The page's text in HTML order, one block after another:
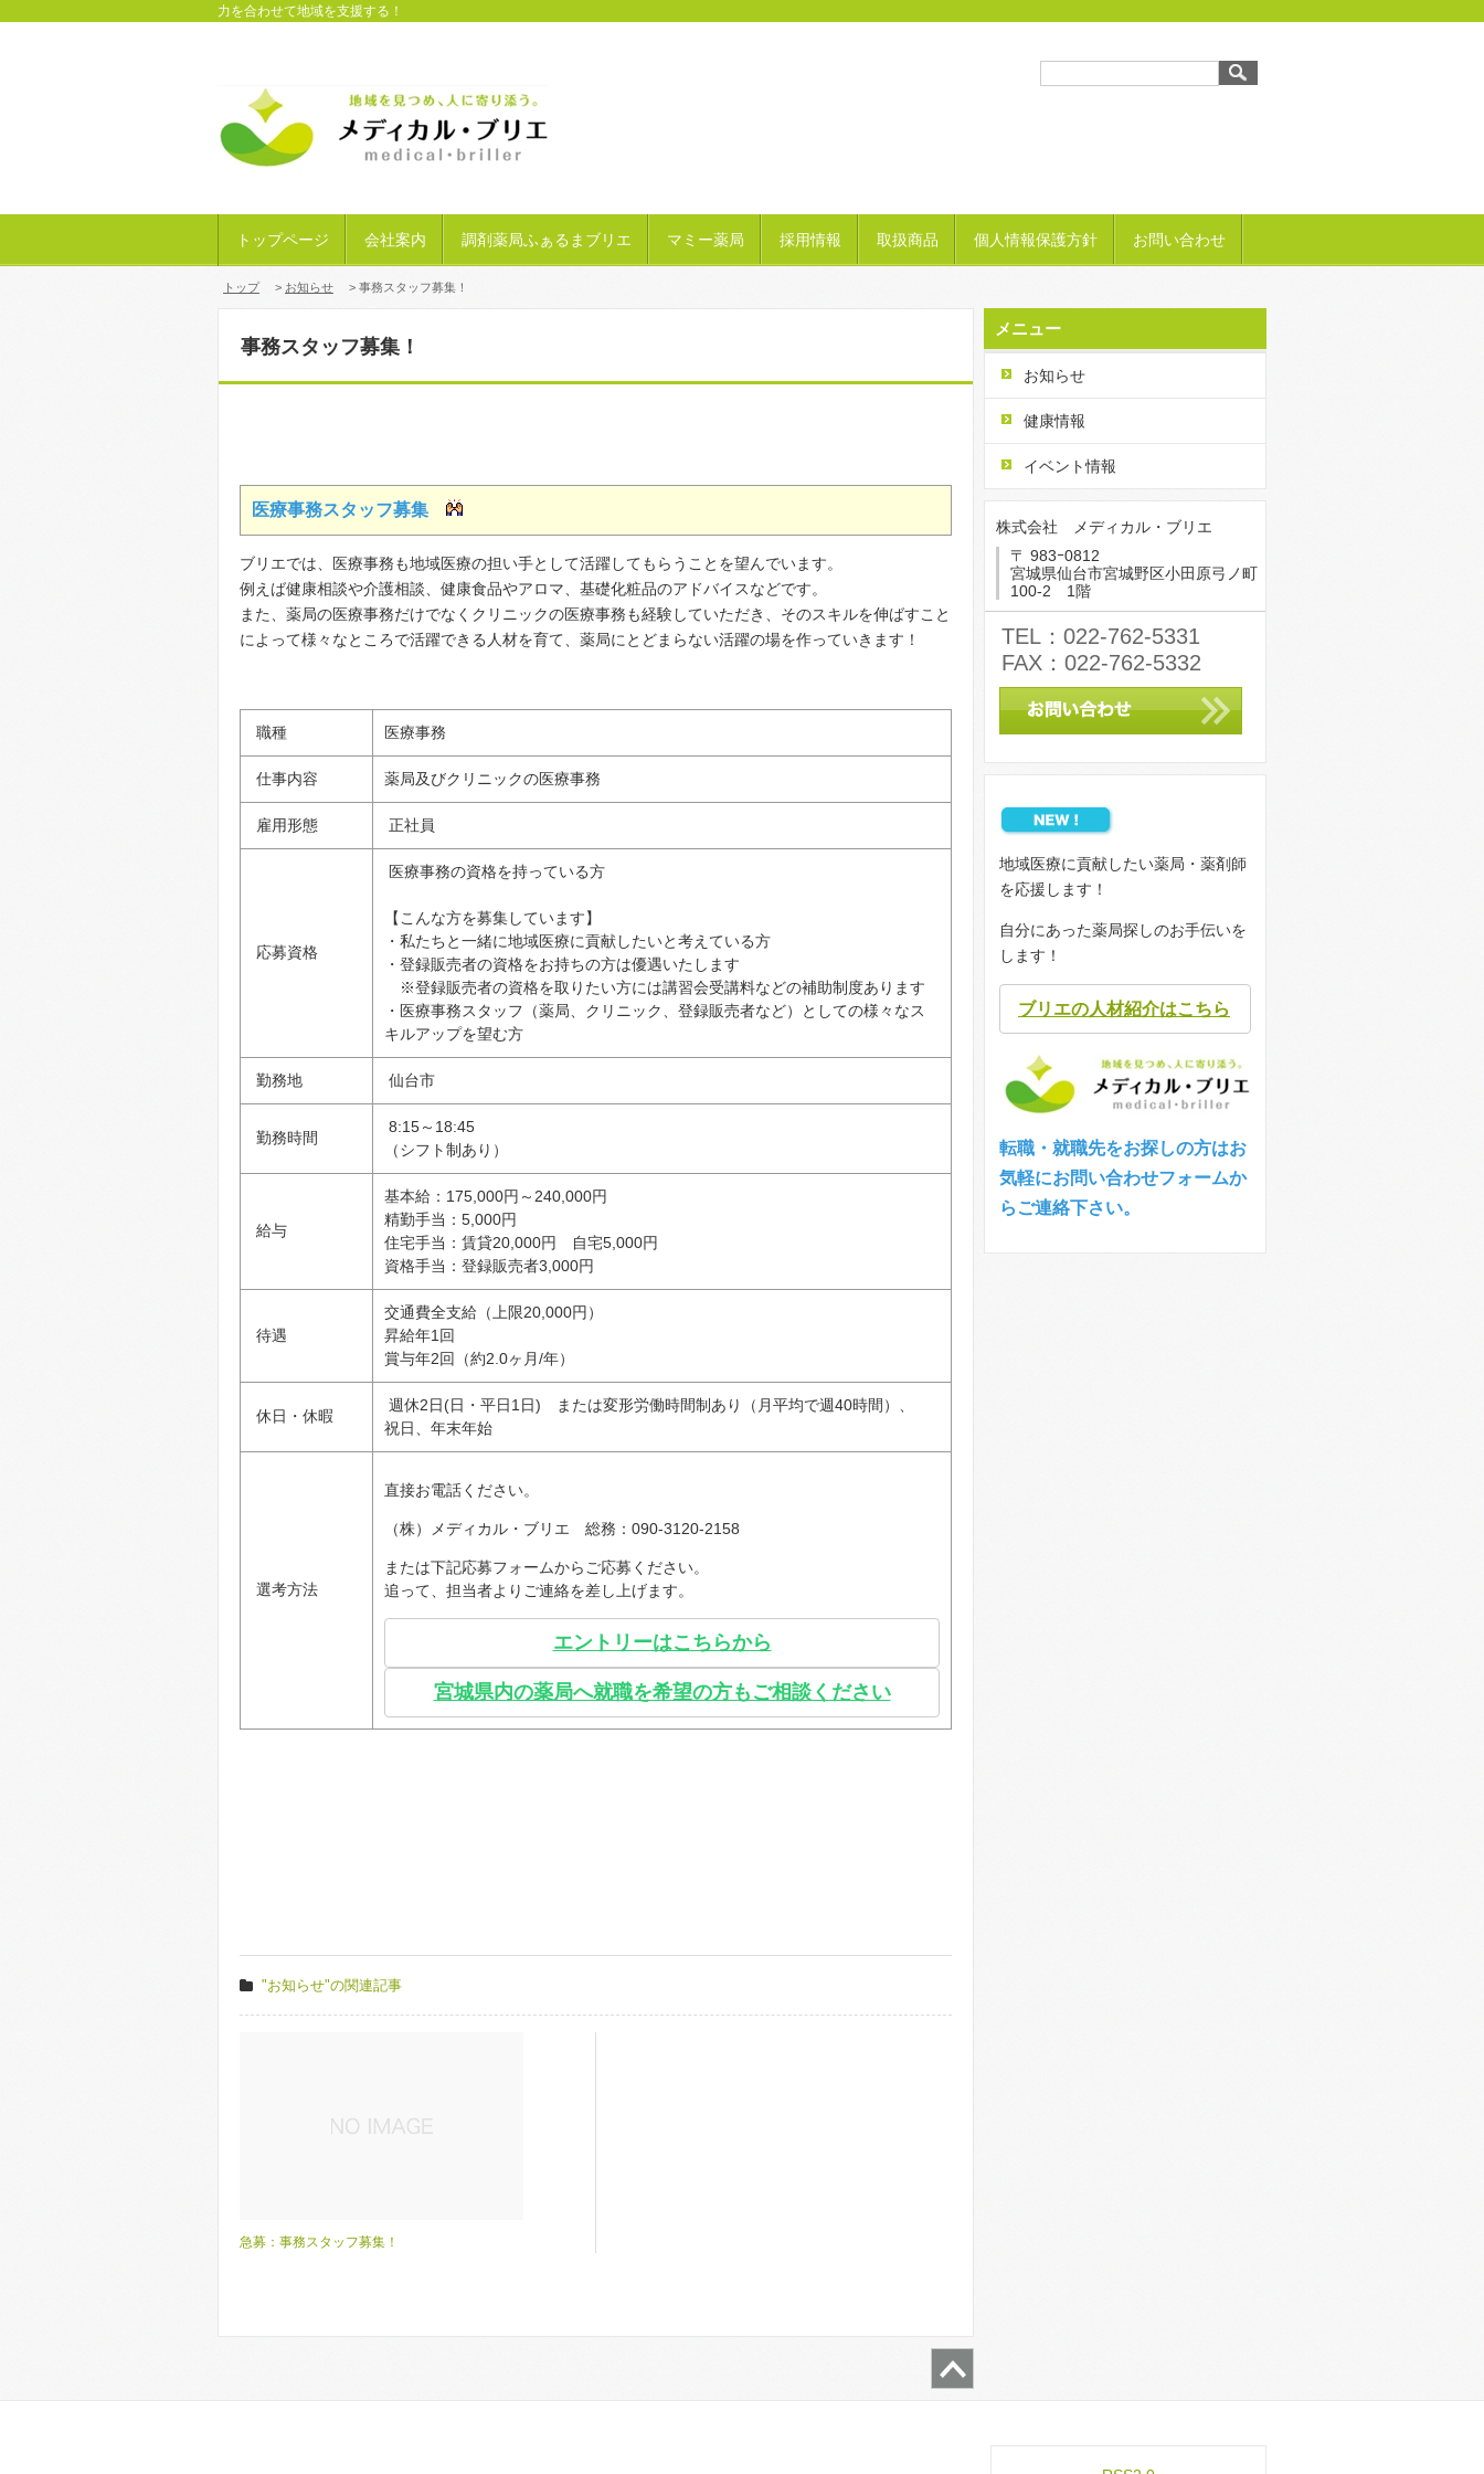
力を合わせて地域を支援する！
トップページ 会社案内 調剤薬局ふぁるまブリエ マミー薬局 採用情報 取扱商品 個人情報保護方針 お問い合わせ
トップ > お知らせ > 事務スタッフ募集！
事務スタッフ募集！
医療事務スタッフ募集
ブリエでは、医療事務も地域医療の担い手として活躍してもらうことを望んでいます。
例えば健康相談や介護相談、健康食品やアロマ、基礎化粧品のアドバイスなどです。
また、薬局の医療事務だけでなくクリニックの医療事務も経験していただき、そのスキルを伸ばすこと
によって様々なところで活躍できる人材を育て、薬局にとどまらない活躍の場を作っていきます！
職種 医療事務
仕事内容 薬局及びクリニックの医療事務
雇用形態 正社員
応募資格
医療事務の資格を持っている方
【こんな方を募集しています】
・私たちと一緒に地域医療に貢献したいと考えている方
・登録販売者の資格をお持ちの方は優遇いたします
※登録販売者の資格を取りたい方には講習会受講料などの補助制度あります
・医療事務スタッフ（薬局、クリニック、登録販売者など）としての様々なス
キルアップを望む方
勤務地 仙台市
勤務時間
8:15～18:45
（シフト制あり）
給与
基本給：175,000円～240,000円
精勤手当：5,000円
住宅手当：賃貸20,000円 自宅5,000円
資格手当：登録販売者3,000円
待遇
交通費全支給（上限20,000円）
昇給年1回
賞与年2回（約2.0ヶ月/年）
休日・休暇
週休2日(日・平日1日) または変形労働時間制あり（月平均で週40時間）、
祝日、年末年始
選考方法
直接お電話ください。
（株）メディカル・ブリエ 総務：090-3120-2158
または下記応募フォームからご応募ください。
追って、担当者よりご連絡を差し上げます。
エントリーはこちらから
宮城県内の薬局へ就職を希望の方もご相談ください
"お知らせ"の関連記事
急募：事務スタッフ募集！
メニュー
お知らせ
健康情報
イベント情報
株式会社 メディカル・ブリエ
〒 983ｰ0812
宮城県仙台市宮城野区小田原弓ノ町
100-2 1階
TEL：022-762-5331
FAX：022-762-5332
地域医療に貢献したい薬局・薬剤師
を応援します！
自分にあった薬局探しのお手伝いを
します！
ブリエの人材紹介はこちら
転職・就職先をお探しの方はお
気軽にお問い合わせフォームか
らご連絡下さい。